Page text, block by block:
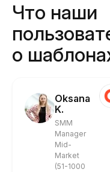
Что наши
о
Oksana
K.
SMM
Manager
Mid-
Market
(51-1000